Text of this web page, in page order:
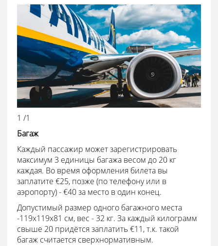
1 /1
Багаж
Каждый пассажир может зарегистрировать
максимум 3 единицы багажа весом до 20 кг
каждая. Во время оформления билета вы
заплатите €25, позже (по телефону или в
аэропорту) - €40 за место в один конец.
Допустимый размер одного багажного места
-119x119x81 см, вес - 32 кг. За каждый килограмм
свыше 20 придётся заплатить €11, т.к. такой
багаж считается сверхнормативным.